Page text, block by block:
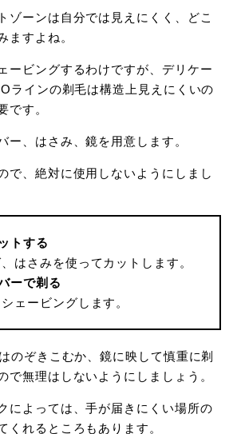
ゾーンは自分では見えにくく、どこ
ますよね。
ービングするわけですが、デリケー
ラインの剃毛は構造上見えにくいの
です。
ー、はさみ、鏡を用意します。
で、絶対に使用しないようにしまし
トする
はさみを使ってカットします。
ーで剃る
ェービングします。
のぞきこむか、鏡に映して慎重に剃
で無理はしないようにしましょう。
によっては、手が届きにくい場所の
くれるところもあります。